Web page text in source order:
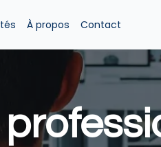
À propos Contact